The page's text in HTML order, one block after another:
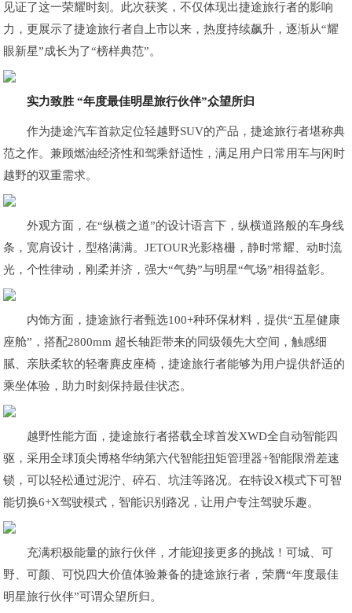
见证了这一荣耀时刻。此次获奖，不仅体现出捷途旅行者的影响
力，更展示了捷途旅行者自上市以来，热度持续飙升，逐渐从“耀
眼新星”成长为了“榜样典范”。
实力致胜 “年度最佳明星旅行伙伴”众望所归
作为捷途汽车首款定位轻越野SUV的产品，捷途旅行者堪称典
范之作。兼顾燃油经济性和驾乘舒适性，满足用户日常用车与闲时
越野的双重需求。
外观方面，在“纵横之道”的设计语言下，纵横道路般的车身线
条，宽肩设计，型格满满。JETOUR光影格栅，静时常耀、动时流
光，个性律动，刚柔并济，强大“气势”与明星“气场”相得益彰。
内饰方面，捷途旅行者甄选100+种环保材料，提供“五星健康
座舱”，搭配2800mm 超长轴距带来的同级领先大空间，触感细
腻、亲肤柔软的轻奢麂皮座椅，捷途旅行者能够为用户提供舒适的
乘坐体验，助力时刻保持最佳状态。
越野性能方面，捷途旅行者搭载全球首发XWD全自动智能四
驱，采用全球顶尖博格华纳第六代智能扭矩管理器+智能限滑差速
锁，可以轻松通过泥泞、碎石、坑洼等路况。在特设X模式下可智
能切换6+X驾驶模式，智能识别路况，让用户专注驾驶乐趣。
充满积极能量的旅行伙伴，才能迎接更多的挑战！可城、可
野、可颜、可悦四大价值体验兼备的捷途旅行者，荣膺“年度最佳
明星旅行伙伴”可谓众望所归。